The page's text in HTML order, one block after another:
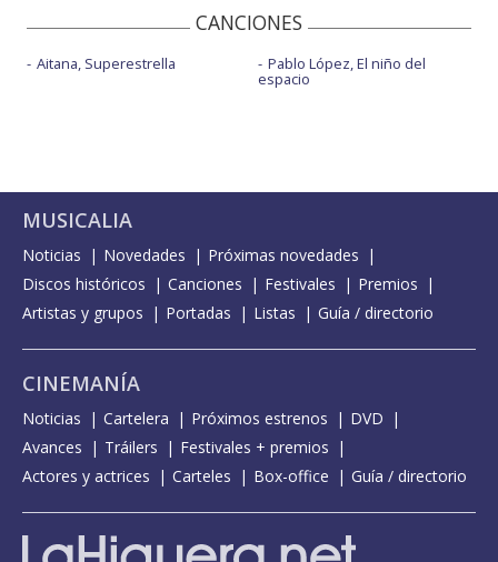
CANCIONES
Aitana, Superestrella Pablo López, El niño del
espacio
MUSICALIA
Noticias Novedades
Próximas novedades
Discos históricos
Canciones Festivales
Premios
Artistas y grupos
Portadas Listas Guía / directorio
CINEMANÍA
Noticias Cartelera Próximos estrenos
DVD
Avances
Tráilers
Festivales + premios
Actores y actrices
Carteles Box-office Guía / directorio